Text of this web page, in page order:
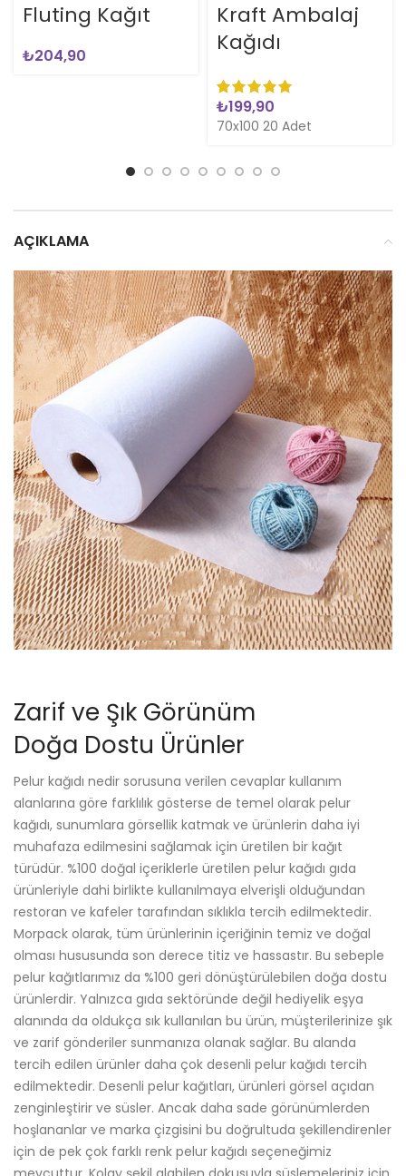
Fluting Kağıt
₺
Kraft Ambalaj
Kağıdı
₺
70x100 20 Adet
AÇIKLAMA
Zarif ve Şık Görünüm
Doğa Dostu Ürünler
Pelur kağıdı nedir sorusuna verilen cevaplar kullanım
alanlarına göre farklılık gösterse de temel olarak pelur
kağıdı, sunumlara görsellik katmak ve ürünlerin daha iyi
muhafaza edilmesini sağlamak için üretilen bir kağıt
türüdür. %100 doğal içeriklerle üretilen pelur kağıdı gıda
ürünleriyle dahi birlikte kullanılmaya elverişli olduğundan
restoran ve kafeler tarafından sıklıkla tercih edilmektedir.
Morpack olarak, tüm ürünlerinin içeriğinin temiz ve doğal
olması hususunda son derece titiz ve hassastır. Bu sebeple
pelur kağıtlarımız da %100 geri dönüştürülebilen doğa dostu
ürünlerdir. Yalnızca gıda sektöründe değil hediyelik eşya
alanında da oldukça sık kullanılan bu ürün, müşterilerinize şık
ve zarif gönderiler sunmanıza olanak sağlar. Bu alanda
tercih edilen ürünler daha çok desenli pelur kağıdı tercih
edilmektedir. Desenli pelur kağıtları, ürünleri görsel açıdan
zenginleştirir ve süsler. Ancak daha sade görünümlerden
hoşlananlar ve marka çizgisini bu doğrultuda şekillendirenler
için de pek çok farklı renk pelur kağıdı seçeneğimiz